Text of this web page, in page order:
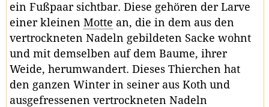
ein Fußpaar sichtbar. Diese gehören der Larve
einer kleinen Motte an, die in dem aus den
vertrockneten Nadeln gebildeten Sacke wohnt
und mit demselben auf dem Baume, ihrer
Weide, herumwandert. Dieses Thierchen hat
den ganzen Winter in seiner aus Koth und
ausgefressenen vertrockneten Nadeln